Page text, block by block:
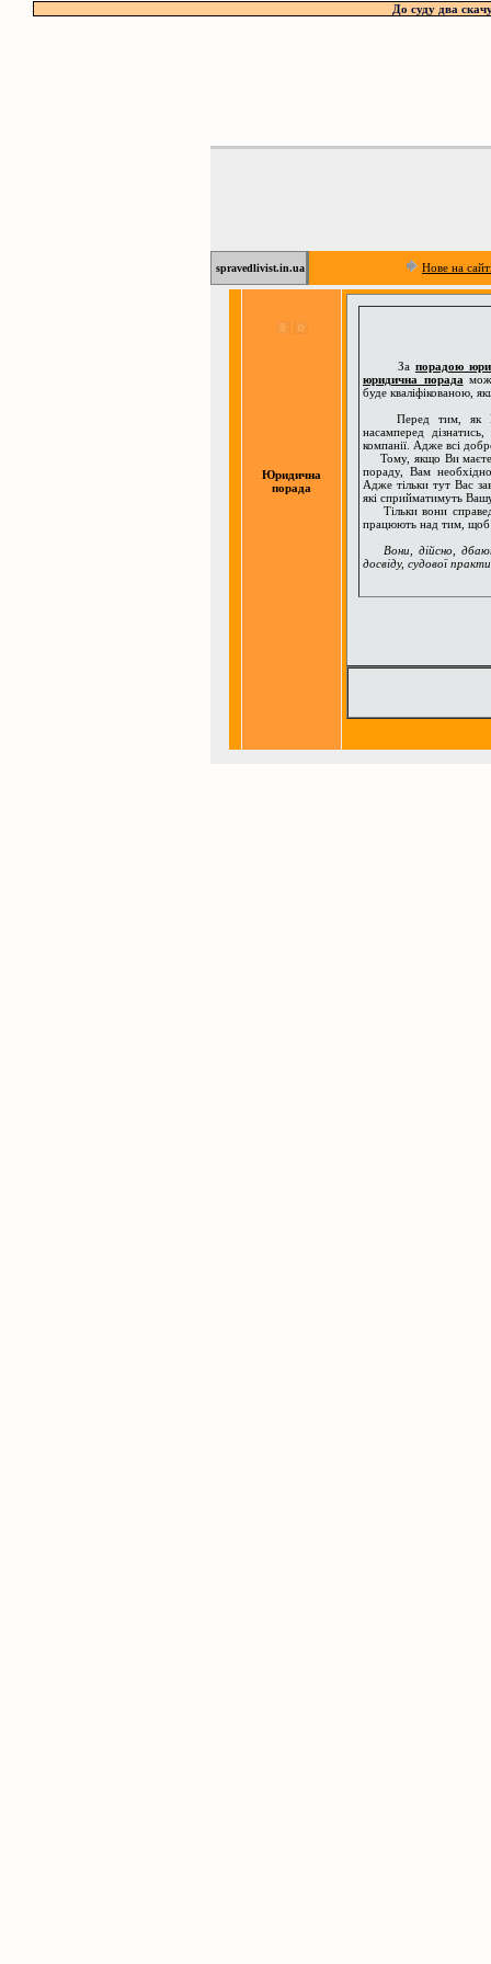
До суду два
spravedlivist.in.ua Нове на
Юридична
порада
За порадою
юридична порада
буде кваліфікованою,
Перед тим, як Ви
насамперед
компанії. Адже всі
Тому, якщо Ви маєте
пораду, Вам
Адже тільки тут Вас
які сприйматимуть
Тільки вони
працюють над тим, щоб
Вони, дійсно,
досвіду, судової